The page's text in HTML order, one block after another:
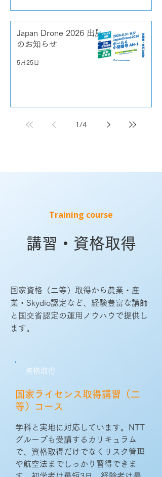
Japan Drone 2026 出展
のお知らせ
5月25日
1 /4
Training course
講習・資格取得
国家資格（二等）取得から農業・産
業・Skydio認定など、経験豊富な講師
と国交省認定の運用ノウハウで提供し
ます。
資格取得
国家ライセンス取得講習（二
等）コース
学科と実地に対応しています。NTT
グループも受講するカリキュラム
で、資格取得だけでなくリスク管理
や航空法までしっかり習得できま